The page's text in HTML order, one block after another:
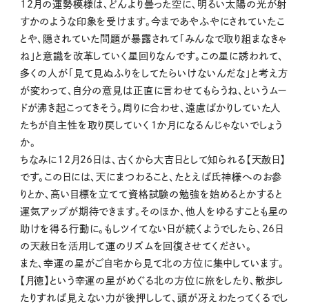
12月の運勢模様は、どんより曇った空に、明るい太陽の光が射
すかのような印象を受けます。今まであやふやにされていたこ
とや、隠されていた問題が暴露されて「みんなで取り組まなきゃ
ね」と意識を改革していく星回りなんです。この星に誘われて、
多くの人が「見て見ぬふりをしてたらいけないんだな」と考え方
が変わって、自分の意見は正直に言わせてもらうね、というムー
ドが沸き起こってきそう。周りに合わせ、遠慮ばかりしていた人
たちが自主性を取り戻していく１か月になるんじゃないでしょう
か。
ちなみに12月26日は、古くから大吉日として知られる【天赦日】
です。この日には、天にまつわること、たとえば氏神様へのお参
りとか、高い目標を立てて資格試験の勉強を始めるとかすると
運気アップが期待できます。そのほか、他人をゆるすことも星の
助けを得る行動に。もしツイてない日が続くようでしたら、26日
の天赦日を活用して運のリズムを回復させてください。
また、幸運の星がご自宅から見て北の方位に集中しています。
【月徳】という幸運の星がめぐる北の方位に旅をしたり、散歩し
たりすれば見えない力が後押しして、頭が冴えわたってくるでし